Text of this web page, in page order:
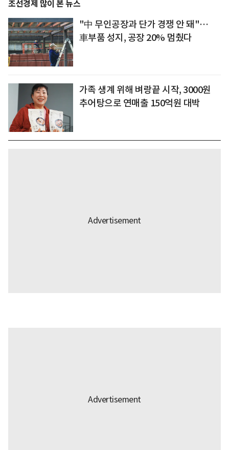
조선경제 많이 본 뉴스
"中 무인공장과 단가 경쟁 안 돼"…
車부품 성지, 공장 20% 멈췄다
가족 생계 위해 벼랑끝 시작, 3000원
추어탕으로 연매출 150억원 대박